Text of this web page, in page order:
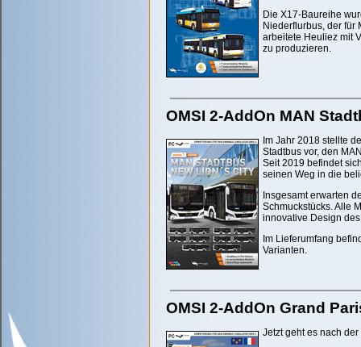
Die X17-Baureihe
Niederflurbus, der für
arbeitete Heuliez mit
zu produzieren.
OMSI 2-AddOn MAN
Im Jahr 2018 stellte
Stadtbus vor, den
Seit 2019 befindet
seinen Weg in die
Insgesamt erwarten
Schmuckstücks. Alle
innovative Design
Im Lieferumfang
Varianten.
OMSI 2-AddOn Grand
Jetzt geht es nach